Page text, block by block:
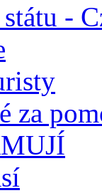
-
za